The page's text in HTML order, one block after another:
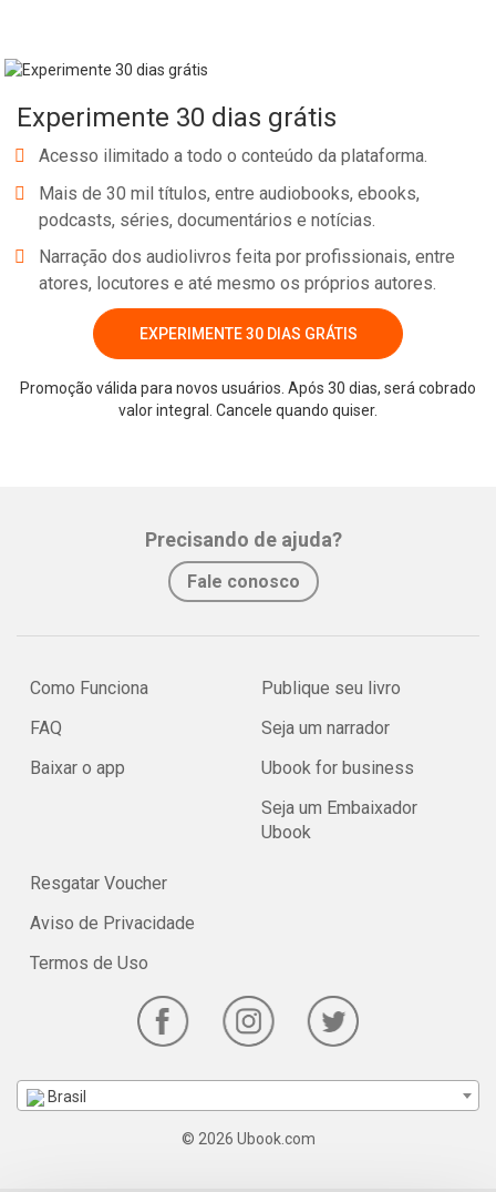
Experimente 30 dias grátis
Acesso ilimitado a todo o conteúdo da plataforma.
Mais de 30 mil títulos, entre audiobooks, ebooks,
podcasts, séries, documentários e notícias.
Narração dos audiolivros feita por profissionais, entre
atores, locutores e até mesmo os próprios autores.
EXPERIMENTE 30 DIAS GRÁTIS
Promoção válida para novos usuários. Após 30 dias, será cobrado
valor integral. Cancele quando quiser.
Precisando de ajuda?
Fale conosco
Como Funciona
FAQ
Baixar o app
Publique seu livro
Seja um narrador
Ubook for business
Seja um Embaixador
Ubook
Resgatar Voucher
Aviso de Privacidade
Termos de Uso
Brasil
© 2026 Ubook.com